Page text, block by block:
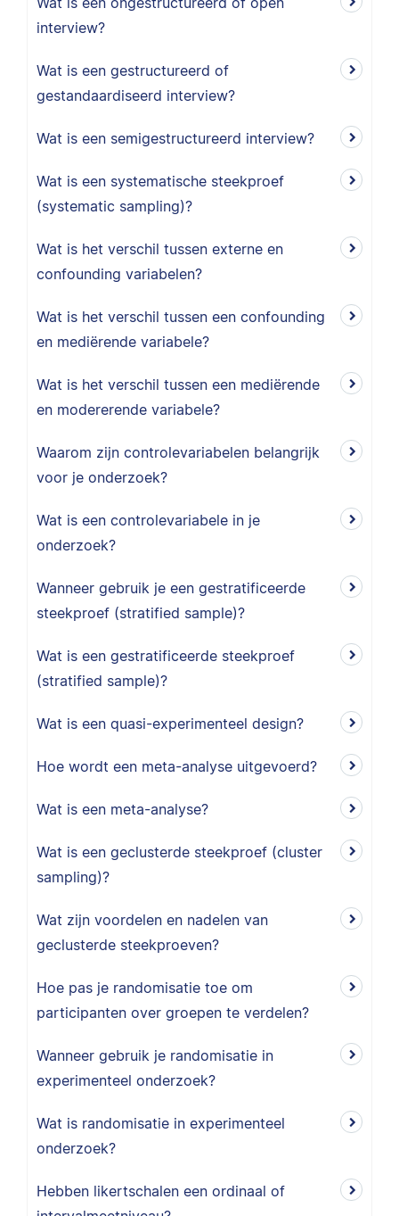
interview?
Wat is een gestructureerd of
gestandaardiseerd interview?
Wat is een semigestructureerd interview?
Wat is een systematische steekproef
(systematic sampling)?
Wat is het verschil tussen externe en
confounding variabelen?
Wat is het verschil tussen een confounding
en mediërende variabele?
Wat is het verschil tussen een mediërende
en modererende variabele?
Waarom zijn controlevariabelen belangrijk
voor je onderzoek?
Wat is een controlevariabele in je
onderzoek?
Wanneer gebruik je een gestratificeerde
steekproef (stratified sample)?
Wat is een gestratificeerde steekproef
(stratified sample)?
Wat is een quasi-experimenteel design?
Hoe wordt een meta-analyse uitgevoerd?
Wat is een meta-analyse?
Wat is een geclusterde steekproef (cluster
sampling)?
Wat zijn voordelen en nadelen van
geclusterde steekproeven?
Hoe pas je randomisatie toe om
participanten over groepen te verdelen?
Wanneer gebruik je randomisatie in
experimenteel onderzoek?
Wat is randomisatie in experimenteel
onderzoek?
Hebben likertschalen een ordinaal of